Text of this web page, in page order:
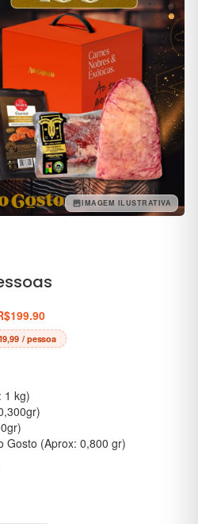
IMAGEM ILUSTRATIVA
199.90
/ pessoa
1 kg)
Gosto (Aprox: 0,800 gr)